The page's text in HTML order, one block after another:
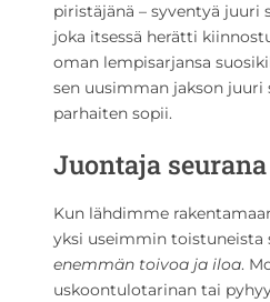
piristäjänä – syventyä juuri
joka itsessä herätti
oman lempisarjansa
sen uusimman jakson juuri
parhaiten sopii.
Juontaja
Kun lähdimme
yksi useimmin toistuneista
enemmän toivoa ja iloa.
uskoontulotarinan tai